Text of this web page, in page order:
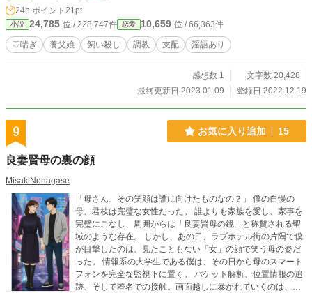
24h.ポイント 21pt
小説 24,785 位 / 228,747件 恋愛 10,659 位 / 66,363件
♡喘ぎ 養父娘 飼い殺し 調教 支配 淫語あり
感想数 1
文字数 20,428
最終更新日 2023.01.09
登録日 2022.12.19
9 お気に入り追加 15
良妻賢母の裏の顔
MisakiNonagase
「母さん、その笑顔は誰に向けたものなの？」 僕の自慢の
母、君枝は完璧な女性だった。 誰よりも家族を愛し、家事を
完璧にこなし、周囲からは「良妻賢母の鏡」と称賛される聖
域のような存在。 しかし、あの日、ラブホテル街の片隅で僕
が目撃したのは、見たこともない「女」の顔で笑う母の姿だ
った。 情報系の大学生である僕は、その日から母のスマート
フォンを完全な監視下に置く。 パケット解析、位置情報の追
跡、そして匿名での接触。画面越しに暴かれていくのは、慎